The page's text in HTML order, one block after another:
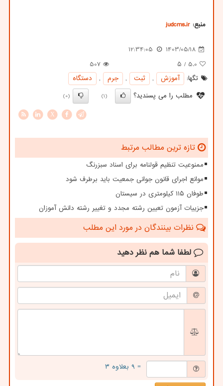
منبع: judcms.ir
1403/05/18
12:34:05
5.0 / ۵
507
تگها:
آموزش , ثبت , جرم ,
دستگاه
مطلب را می پسندید؟
(1)
(0)
X
تازه ترین مطالب مرتبط
ممنوعیت تنظیم قولنامه برای اسناد سبزرنگ
موانع اجرای قانون جوانی جمعیت باید برطرف شود
طوفان ۱۱۵ کیلومتری در سیستان
جزییات آزمون تعیین رشته مجدد و تغییر رشته دانش آموزان
نظرات بینندگان در مورد این مطلب
لطفا شما هم نظر دهید
= ۹ بعلاوه ۳